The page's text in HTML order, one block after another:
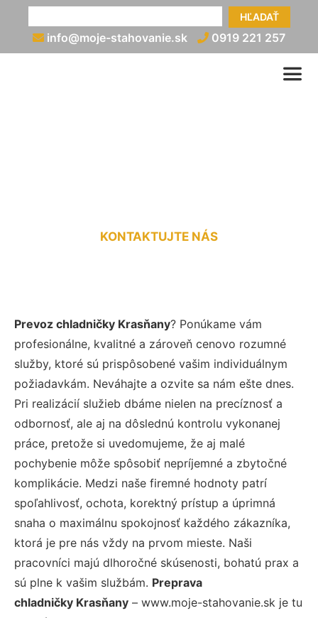
HĽADAŤ
info@moje-stahovanie.sk 0919 221 257
KONTAKTUJTE NÁS
Prevoz chladničky Krasňany? Ponúkame vám
profesionálne, kvalitné a zároveň cenovo rozumné
služby, ktoré sú prispôsobené vašim individuálnym
požiadavkám. Neváhajte a ozvite sa nám ešte dnes.
Pri realizácií služieb dbáme nielen na precíznosť a
odbornosť, ale aj na dôslednú kontrolu vykonanej
práce, pretože si uvedomujeme, že aj malé
pochybenie môže spôsobiť nepríjemné a zbytočné
komplikácie. Medzi naše firemné hodnoty patrí
spoľahlivosť, ochota, korektný prístup a úprimná
snaha o maximálnu spokojnosť každého zákazníka,
ktorá je pre nás vždy na prvom mieste. Naši
pracovníci majú dlhoročné skúsenosti, bohatú prax a
sú plne k vašim službám. Preprava
chladničky Krasňany – www.moje-stahovanie.sk je tu